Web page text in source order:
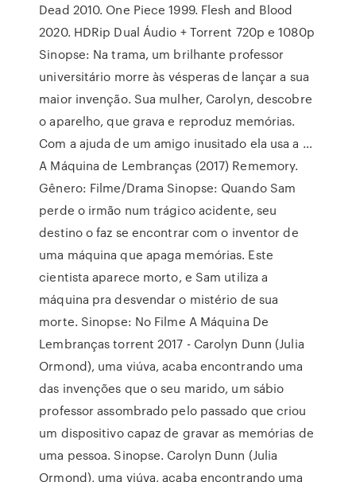
Dead 2010. One Piece 1999. Flesh and Blood
2020. HDRip Dual Áudio + Torrent 720p e 1080p
Sinopse: Na trama, um brilhante professor
universitário morre às vésperas de lançar a sua
maior invenção. Sua mulher, Carolyn, descobre
o aparelho, que grava e reproduz memórias.
Com a ajuda de um amigo inusitado ela usa a …
A Máquina de Lembranças (2017) Rememory.
Gênero: Filme/Drama Sinopse: Quando Sam
perde o irmão num trágico acidente, seu
destino o faz se encontrar com o inventor de
uma máquina que apaga memórias. Este
cientista aparece morto, e Sam utiliza a
máquina pra desvendar o mistério de sua
morte. Sinopse: No Filme A Máquina De
Lembranças torrent 2017 - Carolyn Dunn (Julia
Ormond), uma viúva, acaba encontrando uma
das invenções que o seu marido, um sábio
professor assombrado pelo passado que criou
um dispositivo capaz de gravar as memórias de
uma pessoa. Sinopse. Carolyn Dunn (Julia
Ormond), uma viúva, acaba encontrando uma